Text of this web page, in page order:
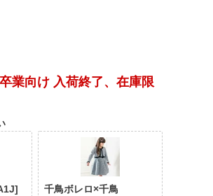
業向け 入荷終了、在庫限
千鳥ボレロ×千鳥